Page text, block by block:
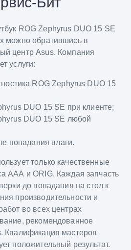
ROG Zephyrus DUO 15 SE
можно обратившись в
центр Asus. Компания
услуги:
ROG Zephyrus DUO 15
DUO 15 SE при клиенте;
DUO 15 SE любой
попадания влаги.
только качественные
ААА и ORIG. Каждая запчасть
до попадания на стол к
производительности и
во всех центрах
рекомендованное
Квалификация мастеров
положительный результат.